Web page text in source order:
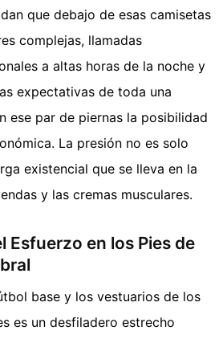
que debajo de esas camisetas
complejas, llamadas
a altas horas de la noche y
expectativas de toda una
ese par de piernas la posibilidad
La presión no es solo
existencial que se lleva en la
y las cremas musculares.
Esfuerzo en los Pies de
base y los vestuarios de los
es un desfiladero estrecho